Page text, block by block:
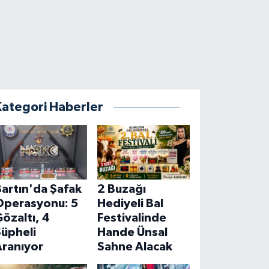
Haberler
Şafak
5
4
2 Buzağı
Hediyeli Bal
Festivalinde
Hande Ünsal
Sahne Alacak